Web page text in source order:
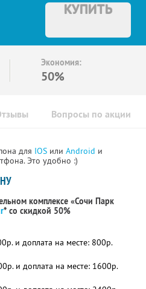
КУПИТЬ
Экономия:
50%
Вопросы по акции
для IOS или Android и
Это удобно :)
комплексе «Сочи Парк
* со скидкой 50%
и доплата на месте: 800р.
и доплата на месте: 1600р.